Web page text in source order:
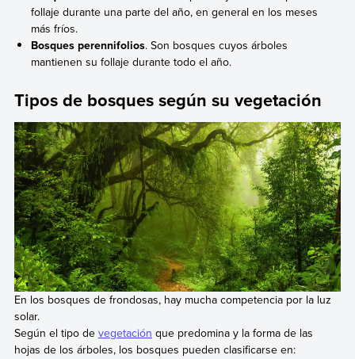
follaje durante una parte del año, en general en los meses
más fríos.
Bosques perennifolios. Son bosques cuyos árboles
mantienen su follaje durante todo el año.
Tipos de bosques según su vegetación
En los bosques de frondosas, hay mucha competencia por la luz
solar.
Según el tipo de vegetación que predomina y la forma de las
hojas de los árboles, los bosques pueden clasificarse en: